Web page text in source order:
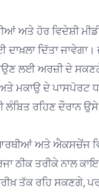
ਅਤੇ ਹੋਰ ਵਿਦੇਸ਼ੀ
ਦਿੱਤਾ ਜਾਵੇਗਾ।
ਲਈ ਅਰਜ਼ੀ ਦੇ
ਮਕਾਉ ਦੇ ਪਾਸਪੋਰਟ
ਰਹਿਣ ਦੌਰਾਨ ਉਸੇ
ਅਤੇ ਐਕਸਚੇਂਜ
ਠੀਕ ਤਰੀਕੇ ਨਾਲ
ਤੱਕ ਰਹਿ ਸਕਣਗੇ,